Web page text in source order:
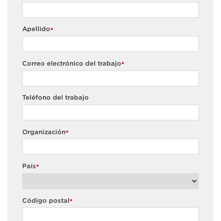
*
Apellido
*
Correo electrónico del trabajo
Teléfono del trabajo
*
Organización
*
País
*
Código postal